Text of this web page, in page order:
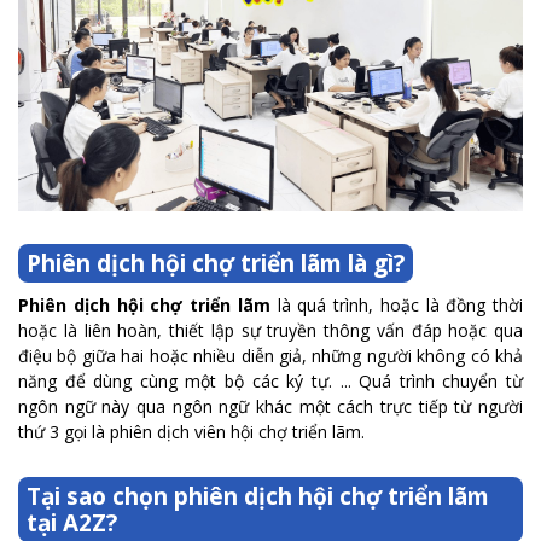
Phiên dịch hội chợ triển lãm là gì?
Phiên dịch hội chợ triển lãm là quá trình, hoặc là đồng thời
hoặc là liên hoàn, thiết lập sự truyền thông vấn đáp hoặc qua
điệu bộ giữa hai hoặc nhiều diễn giả, những người không có khả
năng để dùng cùng một bộ các ký tự. ... Quá trình chuyển từ
ngôn ngữ này qua ngôn ngữ khác một cách trực tiếp từ người
thứ 3 gọi là phiên dịch viên hội chợ triển lãm.
Tại sao chọn phiên dịch hội chợ triển lãm
tại A2Z?